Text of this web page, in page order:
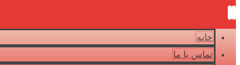
خانه
تماس با ما